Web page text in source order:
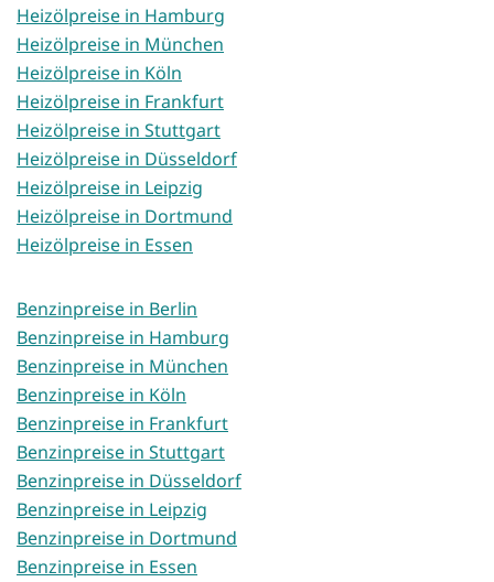
Heizölpreise in Hamburg
Heizölpreise in München
Heizölpreise in Köln
Heizölpreise in Frankfurt
Heizölpreise in Stuttgart
Heizölpreise in Düsseldorf
Heizölpreise in Leipzig
Heizölpreise in Dortmund
Heizölpreise in Essen
Benzinpreise in Berlin
Benzinpreise in Hamburg
Benzinpreise in München
Benzinpreise in Köln
Benzinpreise in Frankfurt
Benzinpreise in Stuttgart
Benzinpreise in Düsseldorf
Benzinpreise in Leipzig
Benzinpreise in Dortmund
Benzinpreise in Essen